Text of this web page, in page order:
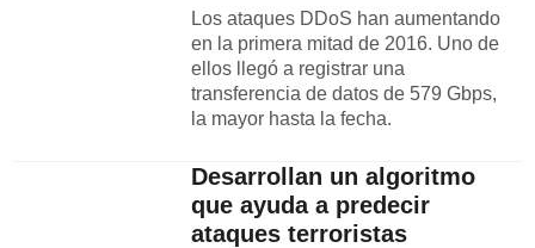
Los ataques DDoS han aumentando
en la primera mitad de 2016. Uno de
ellos llegó a registrar una
transferencia de datos de 579 Gbps,
la mayor hasta la fecha.
Desarrollan un algoritmo
que ayuda a predecir
ataques terroristas